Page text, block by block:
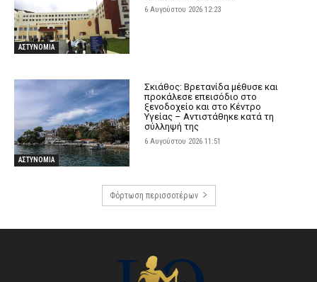
ΑΣΤΥΝΟΜΙΑ
6 Αυγούστου 2026 12:23
ΑΣΤΥΝΟΜΙΑ
Σκιάθος: Βρετανίδα μέθυσε και
προκάλεσε επεισόδιο στο
ξενοδοχείο και στο Κέντρο
Υγείας – Αντιστάθηκε κατά τη
σύλληψή της
6 Αυγούστου 2026 11:51
Φόρτωση περισσοτέρων